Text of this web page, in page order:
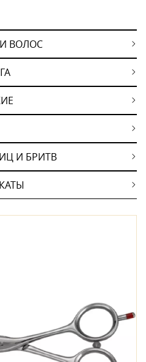
ВОЛОС
И БРИТВ